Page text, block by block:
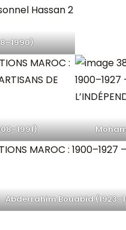
Abderrahim Bouabid